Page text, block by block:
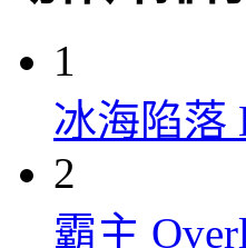
1
冰海陷落
2
霸主